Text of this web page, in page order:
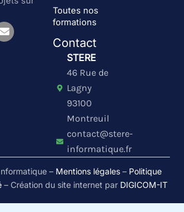
E
n
v
Toutes nos
formations
Contact
STERE
46 Rue de
Lagny
93100
Montreuil
contact@stere-
informatique.fr
– Mentions légales – Politique
– Création du site internet par DIGICOM-IT